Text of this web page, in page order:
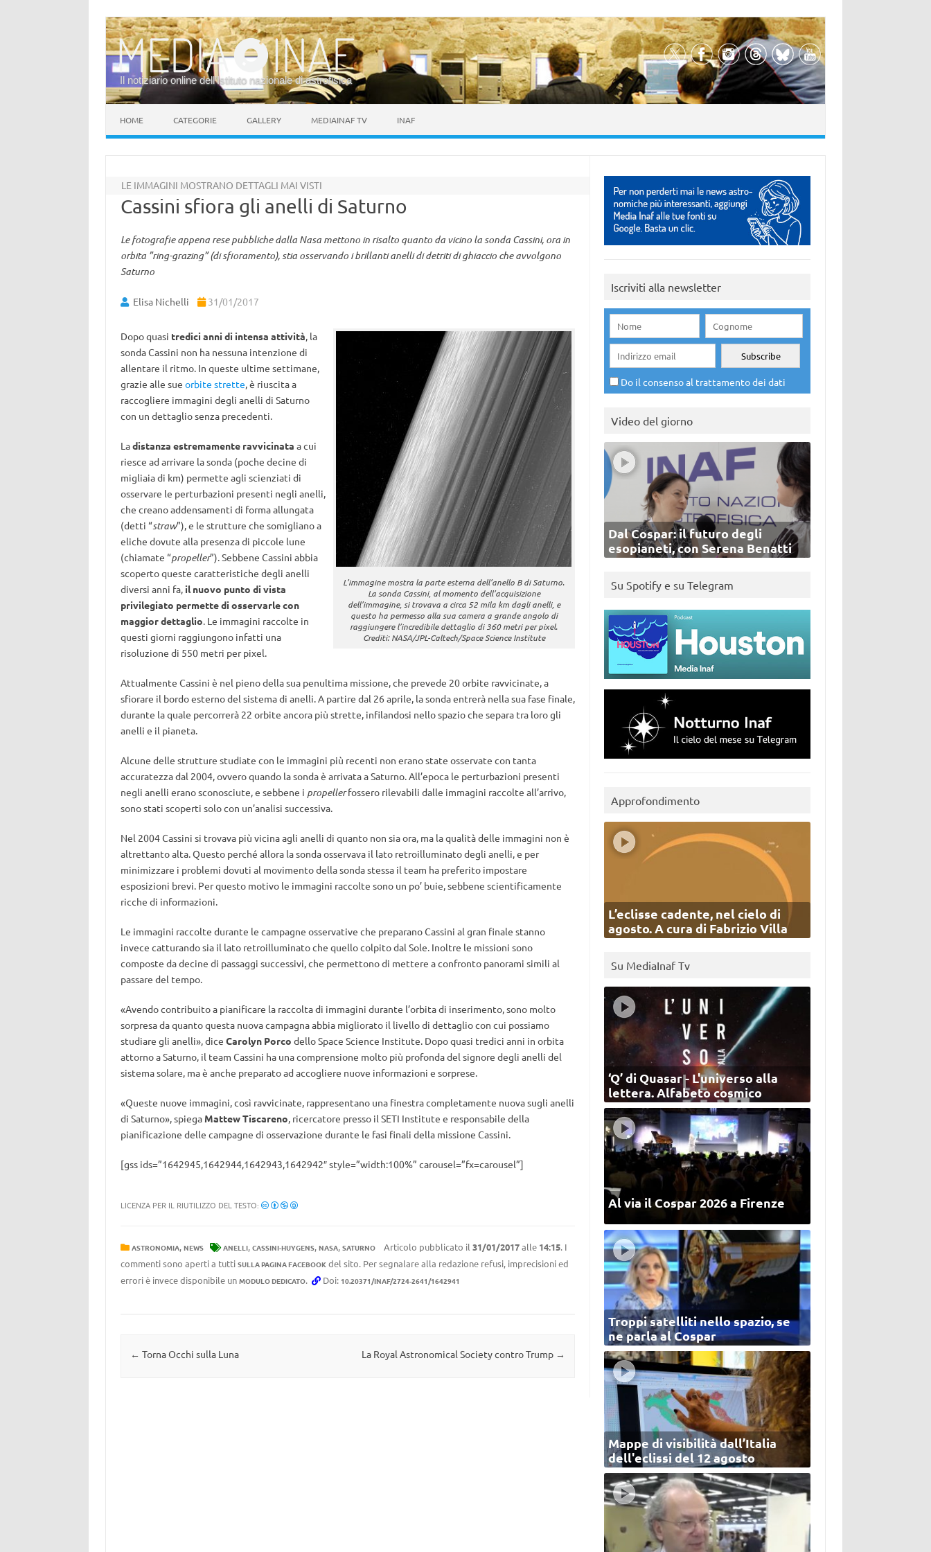
Il notiziario online dell’Istituto nazionale di astrofisica
HOME CATEGORIE GALLERY MEDIAINAF TV INAF
LE IMMAGINI MOSTRANO DETTAGLI MAI VISTI
Cassini sfiora gli anelli di Saturno
Le fotografie appena rese pubbliche dalla Nasa mettono in risalto quanto da vicino la sonda Cassini, ora in
orbita ”ring-grazing” (di sfioramento), stia osservando i brillanti anelli di detriti di ghiaccio che avvolgono
Saturno
Elisa Nichelli 31/01/2017
L’immagine mostra la parte esterna dell’anello B di Saturno.
La sonda Cassini, al momento dell’acquisizione
dell’immagine, si trovava a circa 52 mila km dagli anelli, e
questo ha permesso alla sua camera a grande angolo di
raggiungere l’incredibile dettaglio di 360 metri per pixel.
Crediti: NASA/JPL-Caltech/Space Science Institute
Dopo quasi tredici anni di intensa attività, la
sonda Cassini non ha nessuna intenzione di
allentare il ritmo. In queste ultime settimane,
grazie alle sue orbite strette, è riuscita a
raccogliere immagini degli anelli di Saturno
con un dettaglio senza precedenti.
Ladistanza estremamente ravvicinata a cui
riesce ad arrivare la sonda (poche decine di
migliaia di km) permette agli scienziati di
osservare le perturbazioni presenti negli anelli,
che creano addensamenti di forma allungata
(detti “straw”), e le strutture che somigliano a
eliche dovute alla presenza di piccole lune
(chiamate “propeller”). Sebbene Cassini abbia
scoperto queste caratteristiche degli anelli
diversi anni fa, il nuovo punto di vista
privilegiato permette di osservarle con
maggior dettaglio. Le immagini raccolte in
questi giorni raggiungono infatti una
risoluzione di 550 metri per pixel.
Attualmente Cassini è nel pieno della sua penultima missione, che prevede 20 orbite ravvicinate, a
sfiorare il bordo esterno del sistema di anelli. A partire dal 26 aprile, la sonda entrerà nella sua fase finale,
durante la quale percorrerà 22 orbite ancora più strette, infilandosi nello spazio che separa tra loro gli
anelli e il pianeta.
Alcune delle strutture studiate con le immagini più recenti non erano state osservate con tanta
accuratezza dal 2004, ovvero quando la sonda è arrivata a Saturno. All’epoca le perturbazioni presenti
negli anelli erano sconosciute, e sebbene i propellerfossero rilevabili dalle immagini raccolte all’arrivo,
sono stati scoperti solo con un’analisi successiva.
Nel 2004 Cassini si trovava più vicina agli anelli di quanto non sia ora, ma la qualità delle immagini non è
altrettanto alta. Questo perché allora la sonda osservava il lato retroilluminato degli anelli, e per
minimizzare i problemi dovuti al movimento della sonda stessa il team ha preferito impostare
esposizioni brevi. Per questo motivo le immagini raccolte sono un po’ buie, sebbene scientificamente
ricche di informazioni.
Le immagini raccolte durante le campagne osservative che preparano Cassini al gran finale stanno
invece catturando sia il lato retroilluminato che quello colpito dal Sole. Inoltre le missioni sono
composte da decine di passaggi successivi, che permettono di mettere a confronto panorami simili al
passare del tempo.
«Avendo contribuito a pianificare la raccolta di immagini durante l’orbita di inserimento, sono molto
sorpresa da quanto questa nuova campagna abbia migliorato il livello di dettaglio con cui possiamo
studiare gli anelli», dice Carolyn Porco dello Space Science Institute. Dopo quasi tredici anni in orbita
attorno a Saturno, il team Cassini ha una comprensione molto più profonda del signore degli anelli del
sistema solare, ma è anche preparato ad accogliere nuove informazioni e sorprese.
«Queste nuove immagini, così ravvicinate, rappresentano una finestra completamente nuova sugli anelli
di Saturno», spiega Mattew Tiscareno, ricercatore presso il SETI Institute e responsabile della
pianificazione delle campagne di osservazione durante le fasi finali della missione Cassini.
[gss ids=”1642945,1642944,1642943,1642942″ style=”width:100%” carousel=”fx=carousel”]
LICENZA PER IL RIUTILIZZO DEL TESTO:
ASTRONOMIA, NEWS ANELLI, CASSINI-HUYGENS, NASA, SATURNO Articolo pubblicato il 31/01/2017alle 14:15. I
commenti sono aperti a tutti SULLA PAGINA FACEBOOKdel sito. Per segnalare alla redazione refusi, imprecisioni ed
errori è invece disponibile un MODULO DEDICATO. Doi: 10.20371/INAF/2724-2641/1642941
Navigazione articolo
← Torna Occhi sulla Luna La Royal Astronomical Society contro Trump →
Iscriviti alla newsletter
Do il consenso al trattamento dei dati
Video del giorno
Dal Cospar: il futuro degli
esopianeti, con Serena Benatti
Su Spotify e su Telegram
Approfondimento
L’eclisse cadente, nel cielo di
agosto. A cura di Fabrizio Villa
Su MediaInaf Tv
‘Q’ di Quasar - L'universo alla
lettera. Alfabeto cosmico
Al via il Cospar 2026 a Firenze
Troppi satelliti nello spazio, se
ne parla al Cospar
Mappe di visibilità dall’Italia
dell'eclissi del 12 agosto